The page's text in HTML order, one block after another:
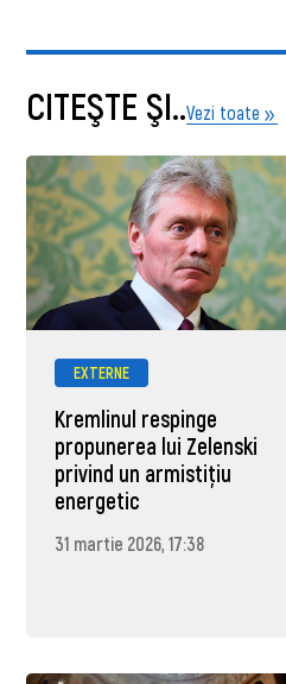
CITEŞTE ŞI..Vezi toate
EXTERNE
Kremlinul respinge
propunerea lui Zelenski
privind un armistițiu
energetic
31 martie 2026, 17:38